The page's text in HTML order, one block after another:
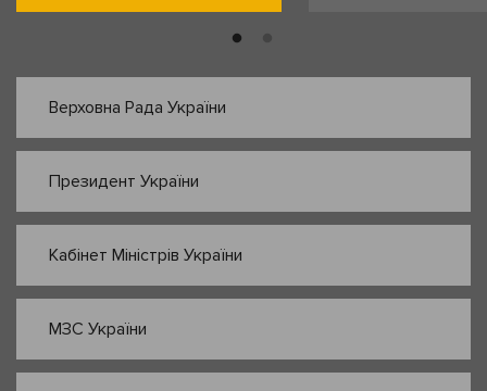
Верховна Рада України
Президент України
Кабінет Міністрів України
МЗС України